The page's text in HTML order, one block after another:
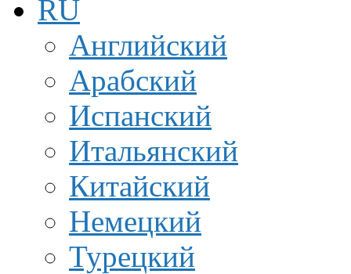
RU
Английский
Арабский
Испанский
Итальянский
Китайский
Немецкий
Турецкий